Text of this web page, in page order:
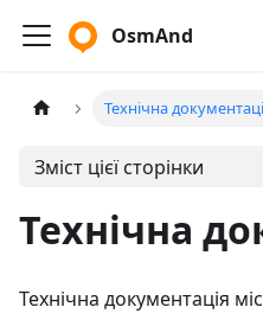
OsmAnd
Технічна
Зміст цієї сторінки
Технічна
Технічна документація